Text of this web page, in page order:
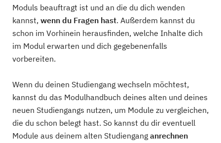
Moduls beauftragt ist und an die du dich wenden
kannst, wenn du Fragen hast. Außerdem kannst du
schon im Vorhinein herausfinden, welche Inhalte dich
im Modul erwarten und dich gegebenenfalls
vorbereiten.
Wenn du deinen Studiengang wechseln möchtest,
kannst du das Modulhandbuch deines alten und deines
neuen Studiengangs nutzen, um Module zu vergleichen,
die du schon belegt hast. So kannst du dir eventuell
Module aus deinem alten Studiengang anrechnen